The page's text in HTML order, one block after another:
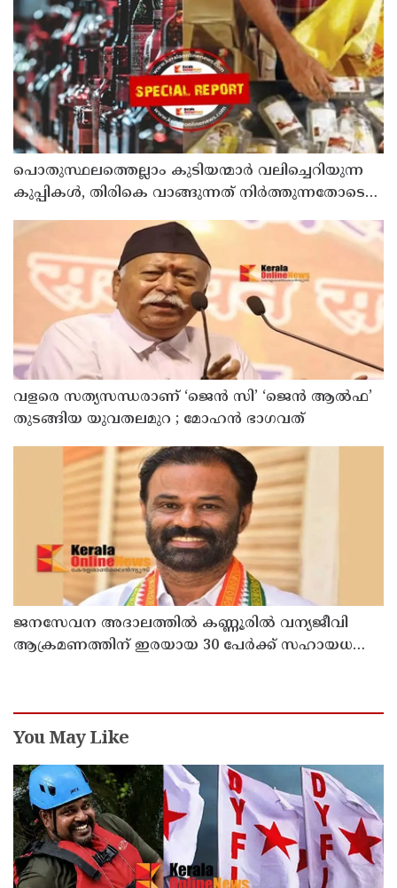
ശക്തമായ പ്രതിഷേധത്തിലേക്ക്
പൊതുസ്ഥലത്തെല്ലാം കുടിയന്മാര്‍ വലിച്ചെറിയുന്ന
കുപ്പികള്‍, തിരികെ വാങ്ങുന്നത് നിര്‍ത്തുന്നതോടെ
ഇത് ഇരട്ടിക്കും, കോടികളുടെ ലാഭമുള്ള പദ്ധതി
നിര്‍ത്തിയത് എന്തിന്? സര്‍ക്കാരിന്റേത് തലതിരിഞ്ഞ
തീരുമാനമോ?
വളരെ സത്യസന്ധരാണ് ‘ജെൻ സി’ ‘ജെൻ ആൽഫ’
തുടങ്ങിയ യുവതലമുറ ; മോഹൻ ഭാഗവത്
ജനസേവന അദാലത്തിൽ കണ്ണൂരിൽ വന്യജീവി
ആക്രമണത്തിന് ഇരയായ 30 പേർക്ക് സഹായധനം
You May Like